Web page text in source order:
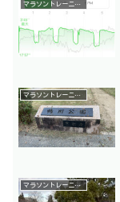
マラソントレーニング
マラソントレーニング
マラソントレーニング